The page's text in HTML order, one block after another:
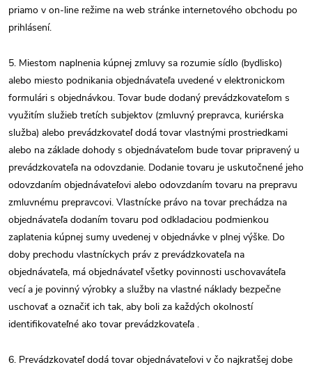
priamo v on-line režime na web stránke internetového obchodu po
prihlásení.
5. Miestom naplnenia kúpnej zmluvy sa rozumie sídlo (bydlisko)
alebo miesto podnikania objednávateľa uvedené v elektronickom
formulári s objednávkou. Tovar bude dodaný prevádzkovateľom s
využitím služieb tretích subjektov (zmluvný prepravca, kuriérska
služba) alebo prevádzkovateľ dodá tovar vlastnými prostriedkami
alebo na základe dohody s objednávateľom bude tovar pripravený u
prevádzkovateľa na odovzdanie. Dodanie tovaru je uskutočnené jeho
odovzdaním objednávateľovi alebo odovzdaním tovaru na prepravu
zmluvnému prepravcovi. Vlastnícke právo na tovar prechádza na
objednávateľa dodaním tovaru pod odkladaciou podmienkou
zaplatenia kúpnej sumy uvedenej v objednávke v plnej výške. Do
doby prechodu vlastníckych práv z prevádzkovateľa na
objednávateľa, má objednávateľ všetky povinnosti uschovaváteľa
vecí a je povinný výrobky a služby na vlastné náklady bezpečne
uschovať a označiť ich tak, aby boli za každých okolností
identifikovateľné ako tovar prevádzkovateľa .
6. Prevádzkovateľ dodá tovar objednávateľovi v čo najkratšej dobe